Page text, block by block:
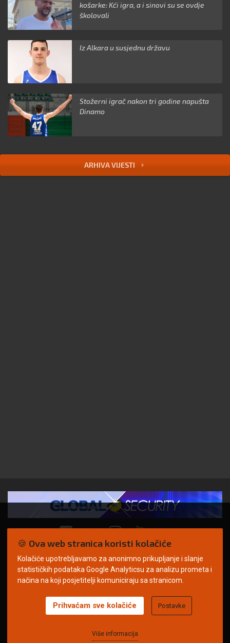
košarke: Kći igra, a i sinovi su se ovdje
školovali
Iz Alkara u susjednu državu
Stožerni igrač nakon tri godine napušta
Dinamo
ARHIVA VIJESTI
© Copyright 2026. | ARILEO
Uvjeti korištenja Politika privatnosti
Impressum
🍪 Ova web stranica koristi kolačiće
Kolačiće upotrebljavamo za anonimno prikupljanje i slanje
statističkih podataka Google Analyticsu za analizu prometa i
načina na koji posjetitelji komuniciraju sa stranicom.
Više informacija
Prihvaćam sve kolačiće Postavke